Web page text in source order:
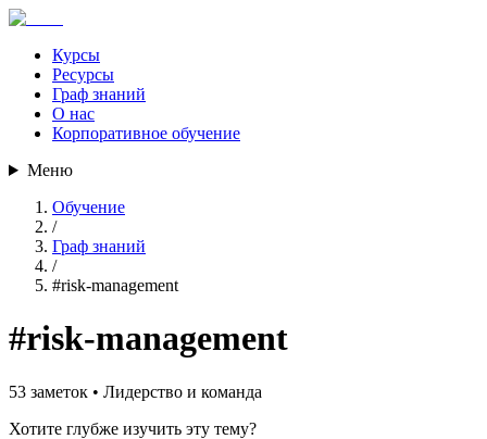
Курсы
Ресурсы
Граф знаний
О нас
Корпоративное обучение
Меню
Обучение
/
Граф знаний
/
#risk-management
#risk-management
53 заметок • Лидерство и команда
Хотите глубже изучить эту тему?